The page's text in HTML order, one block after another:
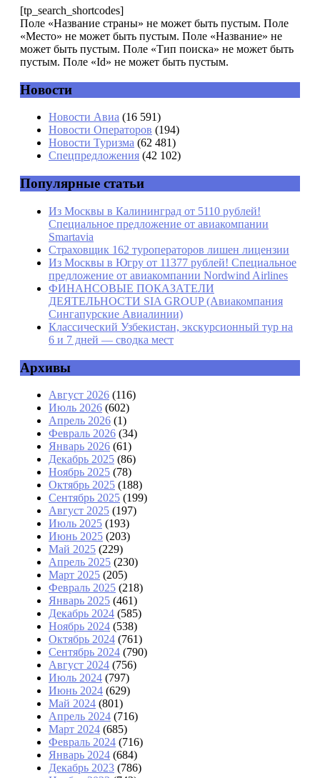
Имя *
Email*
[tp_search_shortcodes]
Поле «Название страны» не может быть пустым. Поле
«Место» не может быть пустым. Поле «Название» не
может быть пустым. Поле «Тип поиска» не может быть
пустым. Поле «Id» не может быть пустым.
Новости
Новости Авиа (16 591)
Новости Операторов (194)
Новости Туризма (62 481)
Спецпредложения (42 102)
Популярные статьи
Из Москвы в Калининград от 5110 рублей!
Специальное предложение от авиакомпании
Smartavia
Страховщик 162 туроператоров лишен лицензии
Из Москвы в Югру от 11377 рублей! Специальное
предложение от авиакомпании Nordwind Airlines
ФИНАНСОВЫЕ ПОКАЗАТЕЛИ
ДЕЯТЕЛЬНОСТИ SIA GROUP (Авиакомпания
Сингапурские Авиалинии)
Классический Узбекистан, экскурсионный тур на
6 и 7 дней — сводка мест
Архивы
Август 2026 (116)
Июль 2026 (602)
Апрель 2026 (1)
Февраль 2026 (34)
Январь 2026 (61)
Декабрь 2025 (86)
Ноябрь 2025 (78)
Октябрь 2025 (188)
Сентябрь 2025 (199)
Август 2025 (197)
Июль 2025 (193)
Июнь 2025 (203)
Май 2025 (229)
Апрель 2025 (230)
Март 2025 (205)
Февраль 2025 (218)
Январь 2025 (461)
Декабрь 2024 (585)
Ноябрь 2024 (538)
Октябрь 2024 (761)
Сентябрь 2024 (790)
Август 2024 (756)
Июль 2024 (797)
Июнь 2024 (629)
Май 2024 (801)
Апрель 2024 (716)
Март 2024 (685)
Февраль 2024 (716)
Январь 2024 (684)
Декабрь 2023 (786)